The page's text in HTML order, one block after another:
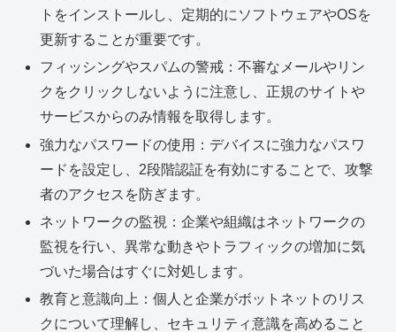
トをインストールし、定期的にソフトウェアやOSを
更新することが重要です。
フィッシングやスパムの警戒：不審なメールやリン
クをクリックしないように注意し、正規のサイトや
サービスからのみ情報を取得します。
強力なパスワードの使用：デバイスに強力なパスワ
ードを設定し、2段階認証を有効にすることで、攻撃
者のアクセスを防ぎます。
ネットワークの監視：企業や組織はネットワークの
監視を行い、異常な動きやトラフィックの増加に気
づいた場合はすぐに対処します。
教育と意識向上：個人と企業がボットネットのリス
クについて理解し、セキュリティ意識を高めること